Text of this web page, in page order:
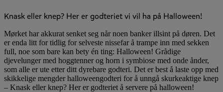
Knask eller knep? Her er godteriet vi vil ha på Halloween!
Mørket har akkurat senket seg når noen banker illsint på døren. Det
er enda litt for tidlig for selveste nissefar å trampe inn med sekken
full, noe som bare kan bety én ting: Halloween! Grådige
djevelunger med hoggtenner og horn i symbiose med onde ånder,
som alle er ute etter ditt dyrebare godteri. Det er best å laste opp med
skikkelige mengder halloweengodteri for å unngå skurkeaktige knep
– Knask eller knep? Her er godteriet å servere på halloween!